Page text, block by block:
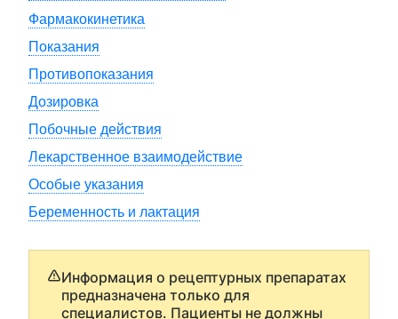
Фармакокинетика
Показания
Противопоказания
Дозировка
Побочные действия
Лекарственное взаимодействие
Особые указания
Беременность и лактация
Информация о рецептурных препаратах
предназначена только для
специалистов. Пациенты не должны